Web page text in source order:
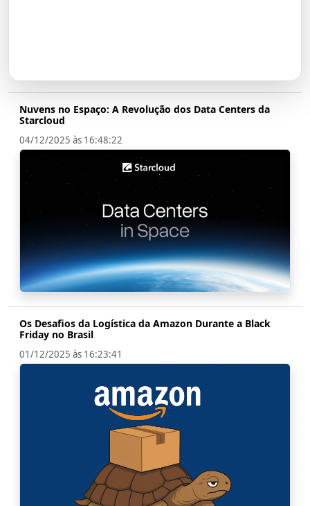
Nuvens no Espaço: A Revolução dos Data Centers da
Starcloud
04/12/2025 às 16:48:22
Os Desafios da Logística da Amazon Durante a Black
Friday no Brasil
01/12/2025 às 16:23:41